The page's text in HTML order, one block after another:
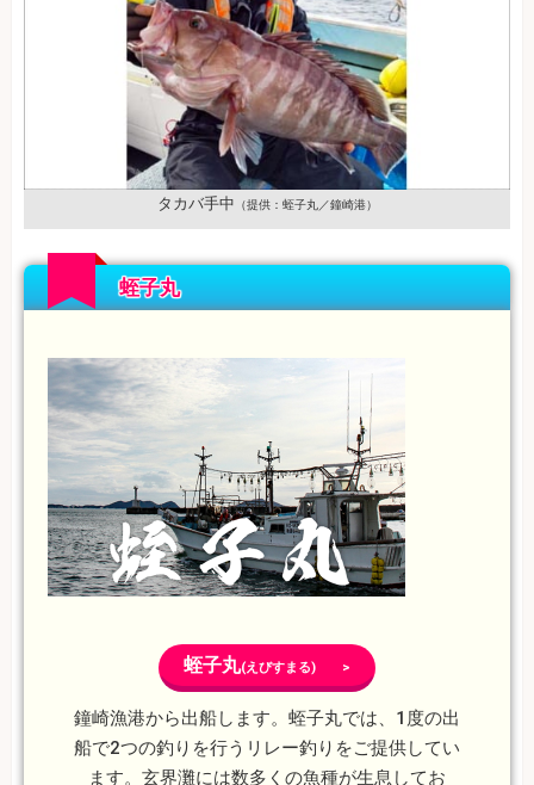
タカバ手中 （提供：蛭子丸／鐘崎港）
蛭子丸
蛭子丸(えびすまる) >
鐘崎漁港から出船します。蛭子丸では、1度の出
船で2つの釣りを行うリレー釣りをご提供してい
ます。玄界灘には数多くの魚種が生息してお